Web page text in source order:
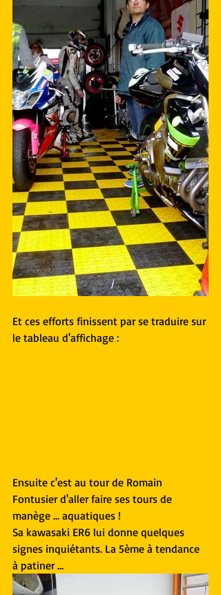
Et ces efforts finissent par se traduire sur
le tableau d'affichage :
Ensuite c'est au tour de Romain
Fontusier d'aller faire ses tours de
manège … aquatiques !
Sa kawasaki ER6 lui donne quelques
signes inquiétants. La 5ème à tendance
à patiner …